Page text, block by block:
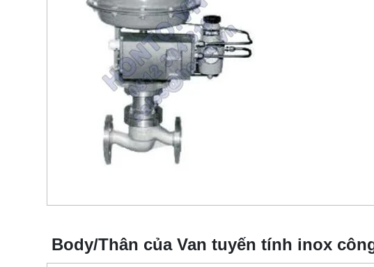
Body/Thân của Van tuyến tính inox